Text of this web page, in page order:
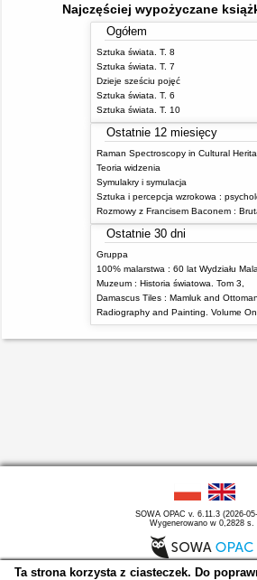
Najczęściej wypożyczane
Ogółem
Sztuka świata. T. 8
Sztuka świata. T. 7
Dzieje sześciu pojęć
Sztuka świata. T. 6
Sztuka świata. T. 10
Ostatnie 12 miesięcy
Teoria widzenia
Symulakry i symulacja
Ostatnie 30 dni
Gruppa
Muzeum : Historia światowa. Tom 3,
Radiography and Painting. Volume
SOWA OPAC v. 6.11.3 (2026-
Wygenerowano w 0,2828 s.
Ta strona korzysta z ciasteczek. Do